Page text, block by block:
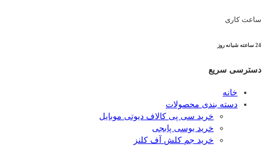
ساعت کاری
24 ساعته شبانه روز
دسترسی سریع
خانه
دسته بندی محصولات
خرید سی پی کالاف دیوتی موبایل
خرید یوسی پابجی
خرید جم کلش آف کلنز